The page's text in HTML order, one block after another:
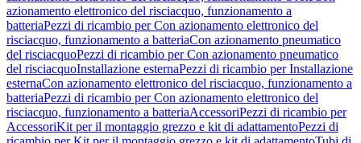
azionamento elettronico del risciacquo, funzionamento a
batteriaPezzi di ricambio per Con azionamento elettronico del
risciacquo, funzionamento a batteriaCon azionamento pneumatico
del risciacquoPezzi di ricambio per Con azionamento pneumatico
del risciacquoInstallazione esternaPezzi di ricambio per Installazione
esternaCon azionamento elettronico del risciacquo, funzionamento a
batteriaPezzi di ricambio per Con azionamento elettronico del
risciacquo, funzionamento a batteriaAccessoriPezzi di ricambio per
AccessoriKit per il montaggio grezzo e kit di adattamentoPezzi di